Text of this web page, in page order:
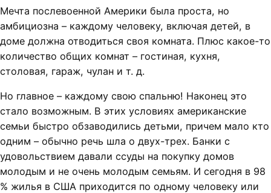
Мечта послевоенной Америки была проста, но
амбициозна – каждому человеку, включая детей, в
доме должна отводиться своя комната. Плюс какое-то
количество общих комнат – гостиная, кухня,
столовая, гараж, чулан и т. д.
Но главное – каждому свою спальню! Наконец это
стало возможным. В этих условиях американские
семьи быстро обзаводились детьми, причем мало кто
одним – обычно речь шла о двух-трех. Банки с
удовольствием давали ссуды на покупку домов
молодым и не очень молодым семьям. И сегодня в 98
% жилья в США приходится по одному человеку или